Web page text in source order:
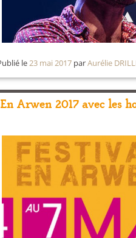
le23 mai 2017 parAurélie
Arwen 2017 avec les